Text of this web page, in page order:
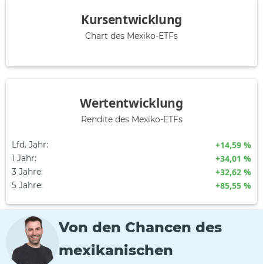
Kursentwicklung
Chart des Mexiko-ETFs
Wertentwicklung
Rendite des Mexiko-ETFs
Lfd. Jahr: +14,59 %
1 Jahr: +34,01 %
3 Jahre: +32,62 %
5 Jahre: +85,55 %
Von den Chancen des
mexikanischen